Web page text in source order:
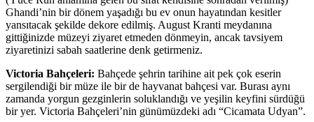
Ghandi’nin bir dönem yaşadığı bu ev onun hayatından kesitler
yansıtacak şekilde dekore edilmiş. August Kranti meydanına
gittiğinizde müzeyi ziyaret etmeden dönmeyin, ancak tavsiyem
ziyaretinizi sabah saatlerine denk getirmeniz.
Victoria Bahçeleri: Bahçede şehrin tarihine ait pek çok eserin
sergilendiği bir müze ile bir de hayvanat bahçesi var. Burası aynı
zamanda yorgun gezginlerin soluklandığı ve yeşilin keyfini sürdüğü
bir yer. Victoria Bahçeleri’nin günümüzdeki adı “Cicamata Udyan”.